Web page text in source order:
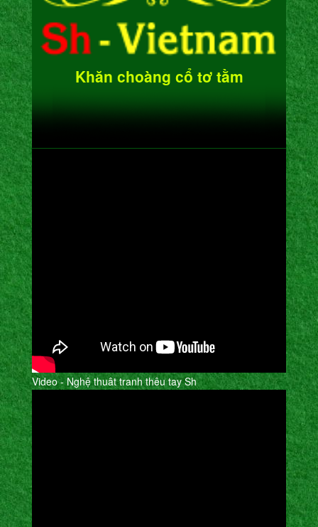
Khăn choàng cổ tơ tằm
Video - Nghệ thuât tranh thêu tay Sh